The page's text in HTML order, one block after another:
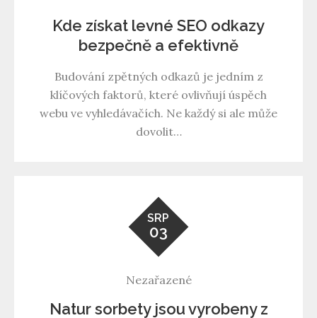
Kde získat levné SEO odkazy
bezpečně a efektivně
Budování zpětných odkazů je jedním z
klíčových faktorů, které ovlivňují úspěch
webu ve vyhledávačích. Ne každý si ale může
dovolit…
SRP
03
Nezařazené
Natur sorbety jsou vyrobeny z